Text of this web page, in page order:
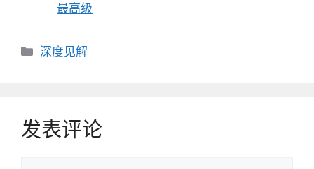
最高级
分
深度见解
发表评论